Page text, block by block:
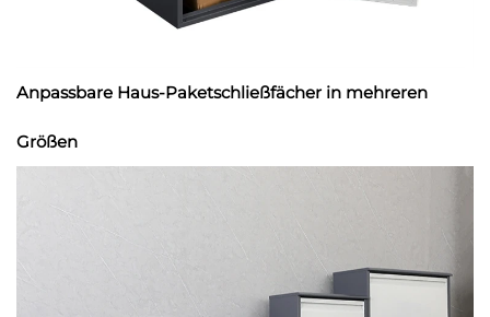
Anpassbare Haus-Paketschließfächer in mehreren
Größen